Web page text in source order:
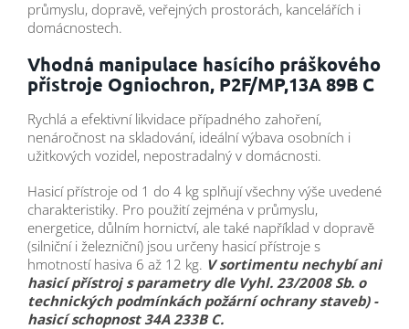
průmyslu, dopravě, veřejných prostorách, kancelářích i
domácnostech.
Vhodná manipulace hasícího práškového
přístroje Ogniochron, P2F/MP,13A 89B C
Rychlá a efektivní likvidace případného zahoření,
nenáročnost na skladování, ideální výbava osobních i
užitkových vozidel, nepostradalný v domácnosti.
Hasicí přístroje od 1 do 4 kg splňují všechny výše uvedené
charakteristiky. Pro použití zejména v průmyslu,
energetice, důlním hornictví, ale také například v dopravě
(silniční i železniční) jsou určeny hasicí přístroje s
hmotností hasiva 6 až 12 kg. V sortimentu nechybí ani
hasicí přístroj s parametry dle Vyhl. 23/2008 Sb. o
technických podmínkách požární ochrany staveb) -
hasicí schopnost 34A 233B C.